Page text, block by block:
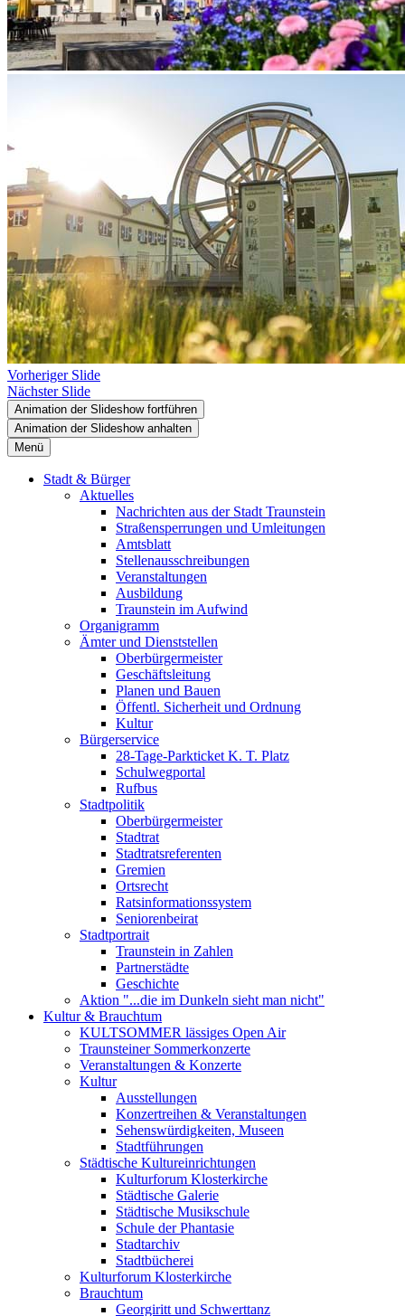
Vorheriger Slide
Nächster Slide
Animation der Slideshow fortführen
Animation der Slideshow anhalten
Menü
Stadt & Bürger
Aktuelles
Nachrichten aus der Stadt Traunstein
Straßensperrungen und Umleitungen
Amtsblatt
Stellenausschreibungen
Veranstaltungen
Ausbildung
Traunstein im Aufwind
Organigramm
Ämter und Dienststellen
Oberbürgermeister
Geschäftsleitung
Planen und Bauen
Öffentl. Sicherheit und Ordnung
Kultur
Bürgerservice
28-Tage-Parkticket K. T. Platz
Schulwegportal
Rufbus
Stadtpolitik
Oberbürgermeister
Stadtrat
Stadtratsreferenten
Gremien
Ortsrecht
Ratsinformationssystem
Seniorenbeirat
Stadtportrait
Traunstein in Zahlen
Partnerstädte
Geschichte
Aktion "...die im Dunkeln sieht man nicht"
Kultur & Brauchtum
KULTSOMMER lässiges Open Air
Traunsteiner Sommerkonzerte
Veranstaltungen & Konzerte
Kultur
Ausstellungen
Konzertreihen & Veranstaltungen
Sehenswürdigkeiten, Museen
Stadtführungen
Städtische Kultureinrichtungen
Kulturforum Klosterkirche
Städtische Galerie
Städtische Musikschule
Schule der Phantasie
Stadtarchiv
Stadtbücherei
Kulturforum Klosterkirche
Brauchtum
Georgiritt und Schwerttanz